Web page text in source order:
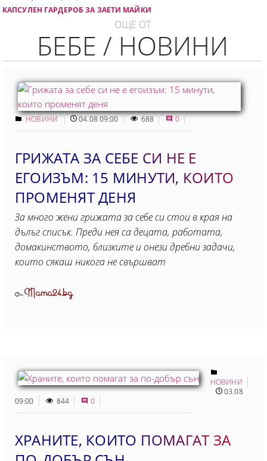
КАПСУЛЕН ГАРДЕРОБ ЗА ЗАЕТИ МАЙКИ
ОЩЕ ОТ
БЕБЕ / НОВИНИ
НОВИНИ 04.08 09:00 688 0
ГРИЖАТА ЗА СЕБЕ СИ НЕ Е
ЕГОИЗЪМ: 15 МИНУТИ, КОИТO
ПРОМЕНЯТ ДЕНЯ
За много жени грижата за себе си стои в края на
дълъг списък. Преди нея са децата, работата,
домакинството, близките и онези дребни задачи,
които сякаш никога не свършват
ОтMama24.bg
НОВИНИ
03.08
09:00
844 0
ХРАНИТЕ, КОИТО ПОМАГАТ ЗА